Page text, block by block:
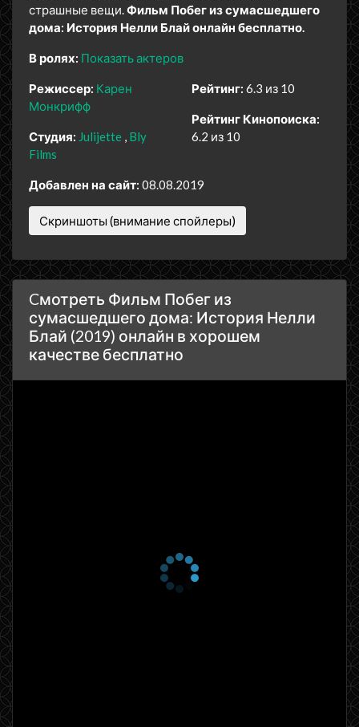
страшные вещи.Фильм Побег из сумасшедшего
дома: История Нелли Блай онлайн бесплатно.
В ролях: Показать актеров
Режиссер: Карен
Монкрифф
Студия: Julijette Bly
Films
Рейтинг: 6.3 из 10
Рейтинг Кинопоиска:
6.2 из 10
Добавлен на сайт: 08.08.2019
Скриншоты (внимание спойлеры)
Cмотреть Фильм Побег из
сумасшедшего дома: История Нелли
Блай (2019) онлайн в хорошем
качестве бесплатно